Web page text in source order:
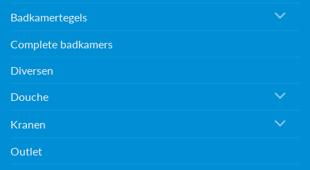
Badkamertegels
Complete badkamers
Diversen
Douche
Kranen
Outlet